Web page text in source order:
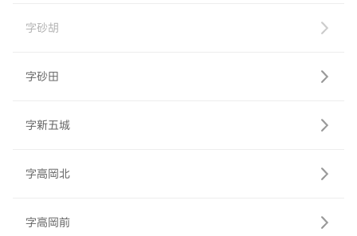
字砂胡
字砂田
字新五城
字高岡北
字高岡前